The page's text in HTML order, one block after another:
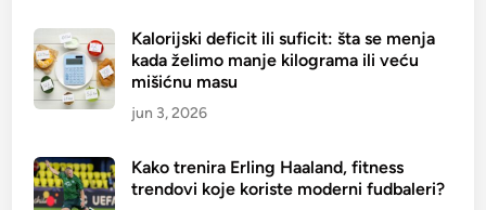
e
m
e
n
i
z
Kalorijski deficit ili suficit: šta se menja
kada želimo manje kilograma ili veću
mišićnu masu
jun 3, 2026
Kako trenira Erling Haaland, fitness
trendovi koje koriste moderni fudbaleri?